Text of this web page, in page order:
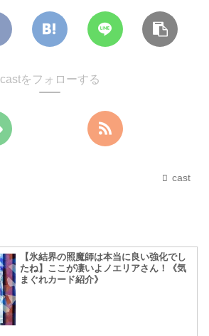
castをフォローする
cast
【氷結界の照魔師は本当に良い強化でし
たね】ここが凄いよノエリアさん！《気
まぐれカード紹介》